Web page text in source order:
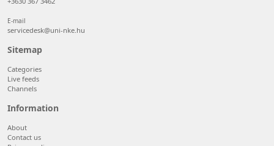
E-mail
servicedesk@uni-nke.hu
Sitemap
Categories
Live feeds
Channels
Information
About
Contact us